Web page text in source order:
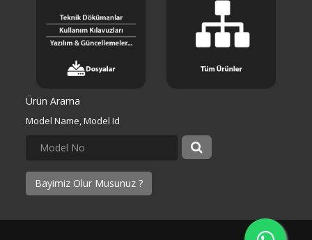
Ürün Arama
Model Name, Model Id
Bayimiz Olur Musunuz ?